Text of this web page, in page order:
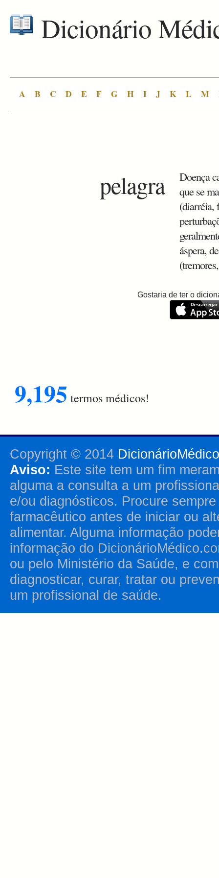
Dicionário
A B C D E F G H I J K L M
pelagra
Doença
que se
(diarréia,
áspera,
Gostaria de ter o
9,195 termos médicos!
Copyright © 2014
Aviso: Este site tem um fim
alguma a consulta a um
e/ou diagnósticos. Procure
farmacêutico antes de iniciar ou
alimentar. Alguma informação
informação do
ou pelo Ministério da Saúde, e
diagnosticar, curar, tratar ou
um profissional de saúde.